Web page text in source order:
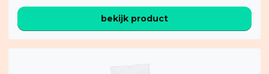
bekijk product